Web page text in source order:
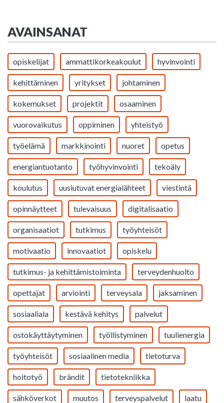
AVAINSANAT
opiskelijat ammattikorkeakoulut hyvinvointi
kehittäminen yritykset johtaminen
kokemukset projektit osaaminen
vuorovaikutus oppiminen yhteistyö
työelämä markkinointi nuoret opetus
energiantuotanto työhyvinvointi tekoäly
koulutus uusiutuvat energialähteet viestintä
opinnäytteet tulevaisuus digitalisaatio
organisaatiot tutkimus työyhteisöt
motivaatio innovaatiot opiskelu
tutkimus- ja kehittämistoiminta terveydenhuolto
opettajat arviointi terveysala jaksaminen
sosiaaliala kestävä kehitys palvelut
ostokäyttäytyminen työllistyminen tuulienergia
työyhteisöt sosiaalinen media tietoturva
hoitotyö brändit tietotekniikka
sähköverkot muutos terveyspalvelut laatu